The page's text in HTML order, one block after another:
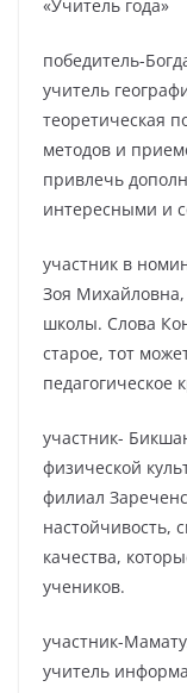
«Учитель года»
победитель-
учитель
теоретическая
методов и
привлечь
интересными и
участник в
Зоя
школы. Слова
старое, тот
педагогическое
участник-
физической
филиал
настойчивость,
качества,
учеников.
участник-
учитель